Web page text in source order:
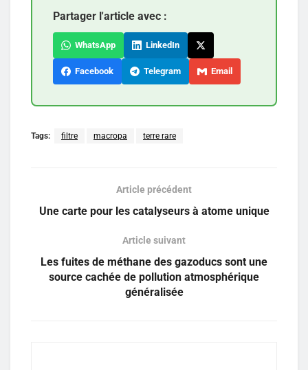
Partager l'article avec :
WhatsApp LinkedIn
Facebook Telegram Email
Tags: filtre macropa terre rare
Article précédent
Une carte pour les catalyseurs à atome unique
Article suivant
Les fuites de méthane des gazoducs sont une
source cachée de pollution atmosphérique
généralisée